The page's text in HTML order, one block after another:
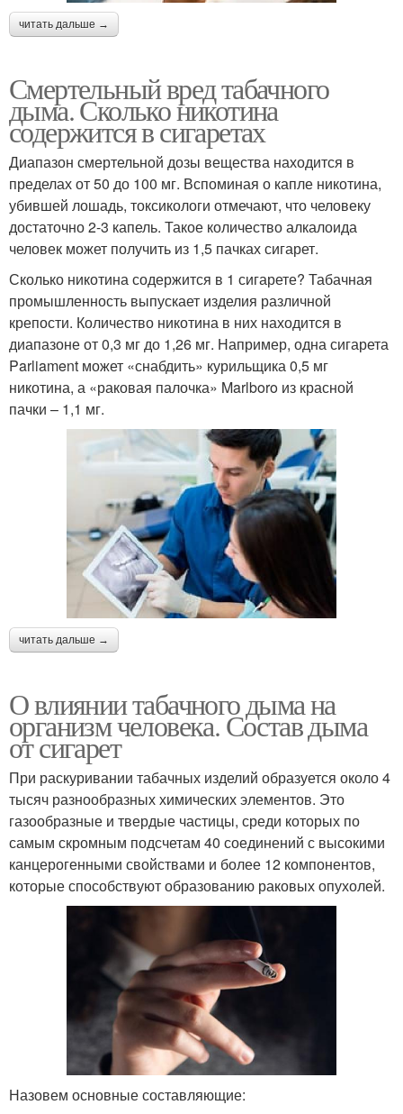
читать дальше →
Смертельный вред табачного
дыма. Сколько никотина
содержится в сигаретах
Диапазон смертельной дозы вещества находится в
пределах от 50 до 100 мг. Вспоминая о капле никотина,
убившей лошадь, токсикологи отмечают, что человеку
достаточно 2-3 капель. Такое количество алкалоида
человек может получить из 1,5 пачках сигарет.
Сколько никотина содержится в 1 сигарете? Табачная
промышленность выпускает изделия различной
крепости. Количество никотина в них находится в
диапазоне от 0,3 мг до 1,26 мг. Например, одна сигарета
Parliament может «снабдить» курильщика 0,5 мг
никотина, а «раковая палочка» Marlboro из красной
пачки – 1,1 мг.
читать дальше →
О влиянии табачного дыма на
организм человека. Состав дыма
от сигарет
При раскуривании табачных изделий образуется около 4
тысяч разнообразных химических элементов. Это
газообразные и твердые частицы, среди которых по
самым скромным подсчетам 40 соединений с высокими
канцерогенными свойствами и более 12 компонентов,
которые способствуют образованию раковых опухолей.
Назовем основные составляющие: